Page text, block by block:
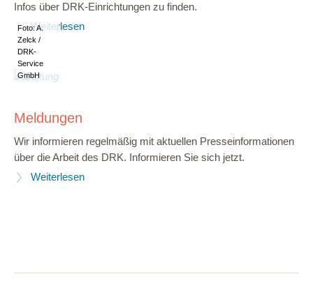
Infos über DRK-Einrichtungen zu finden.
Weiterlesen
Foto: A.
Zelck /
DRK-
Service
GmbH
Meldungen
Wir informieren regelmäßig mit aktuellen Presseinformationen
über die Arbeit des DRK. Informieren Sie sich jetzt.
Weiterlesen